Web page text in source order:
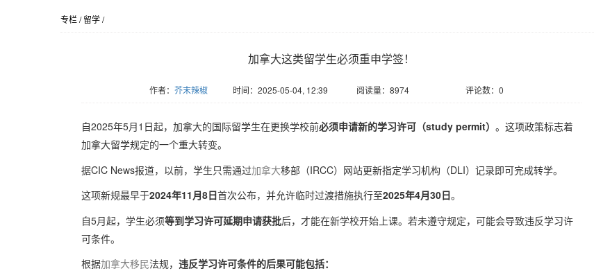
专栏 / 留学/
加拿大这类留学生必须重申学签！
作者： 芥末辣椒 时间：2025-05-04, 12:39 阅读量：8974 评论数：0
自2025年5月1日起，加拿大的国际留学生在更换学校前必须申请新的学习许可（study permit） 。这项政策标志着
加拿大留学规定的一个重大转变。
据CIC News报道，以前，学生只需通过加拿大移部（IRCC）网站更新指定学习机构（DLI）记录即可完成转学。
这项新规最早于2024年11月8日首次公布，并允许临时过渡措施执行至2025年4月30日。
自5月起，学生必须等到学习许可延期申请获批后，才能在新学校开始上课。若未遵守规定，可能会导致违反学习许
可条件。
根据加拿大移民法规， 违反学习许可条件的后果可能包括：